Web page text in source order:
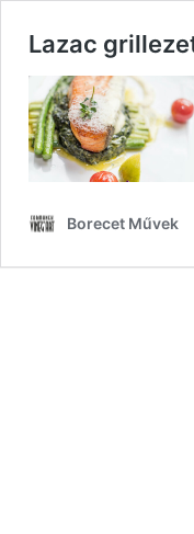
Lazac
Borecet Művek